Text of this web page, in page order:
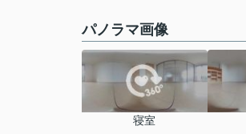
パノラマ画像
寝室